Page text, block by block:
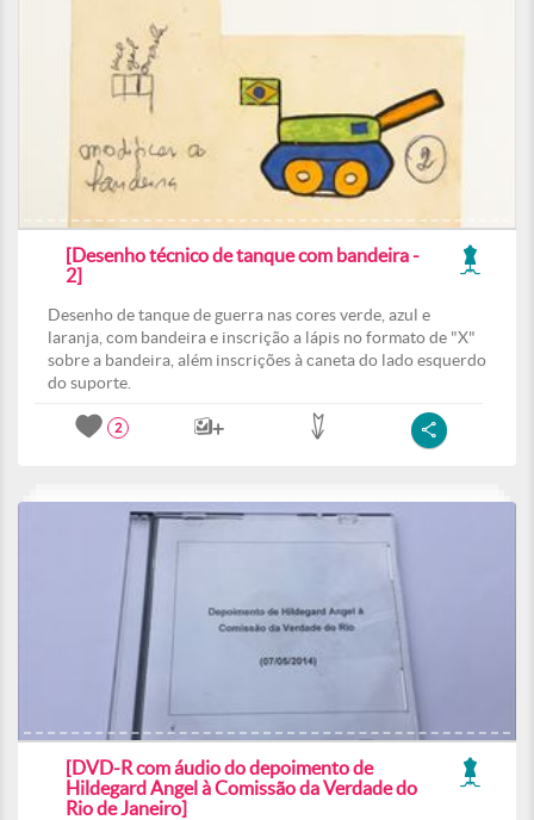
[Desenho técnico de tanque com bandeira -
2]
Desenho de tanque de guerra nas cores verde, azul e
laranja, com bandeira e inscrição a lápis no formato de "X"
sobre a bandeira, além inscrições à caneta do lado esquerdo
do suporte.
2
[DVD-R com áudio do depoimento de
Hildegard Angel à Comissão da Verdade do
Rio de Janeiro]